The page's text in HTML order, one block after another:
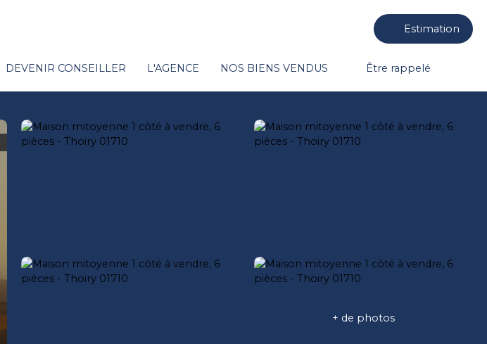
Estimation
DEVENIR CONSEILLER L'AGENCE NOS BIENS VENDUS Être rappelé
+ de photos